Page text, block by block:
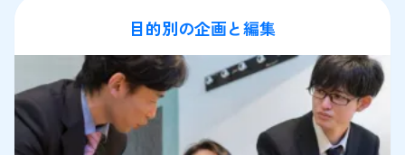
目的別の企画と編集